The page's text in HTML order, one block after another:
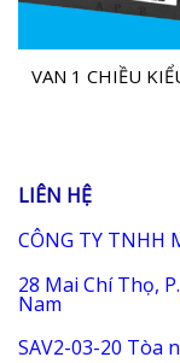
VAN 1 CHIỀU
LIÊN HỆ
CÔNG TY TNHH
28 Mai Chí Thọ,
Nam
SAV2-03-20 Tòa